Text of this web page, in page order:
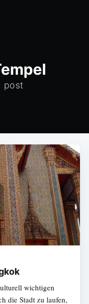
post
wichtigen
die Stadt zu laufen,